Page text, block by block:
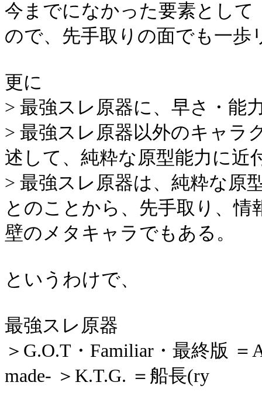
今までになかった要素とし
ので、先手取りの面でも一歩
更に
> 最強スレ原器に、早さ・能
> 最強スレ原器以外のキャラ
述して、純粋な原型能力に
> 最強スレ原器は、純粋な原
とのことから、先手取り、
壁のメタキャラでもある。
というわけで、
最強スレ原器
＞G.O.T・Familiar・最終版 ＝
made‐ ＞K.T.G. ＝船長(ry